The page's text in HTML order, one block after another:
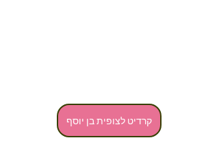
קרדיט לצופית בן יוסף